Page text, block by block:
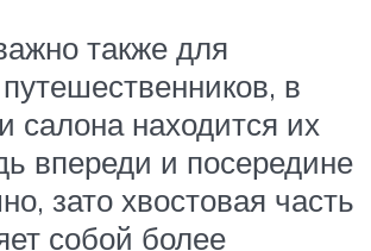
также для
в
салона находится их
впереди и посередине
зато хвостовая часть
собой более